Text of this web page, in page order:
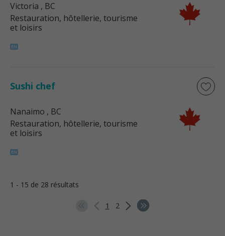
Victoria , BC
Restauration, hôtellerie, tourisme
et loisirs
Sushi chef
Nanaimo , BC
Restauration, hôtellerie, tourisme
et loisirs
1 - 15 de 28 résultats
1 2